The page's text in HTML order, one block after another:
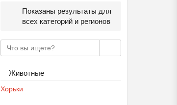
Показаны результаты для
всех категорий и регионов
Животные
Хорьки